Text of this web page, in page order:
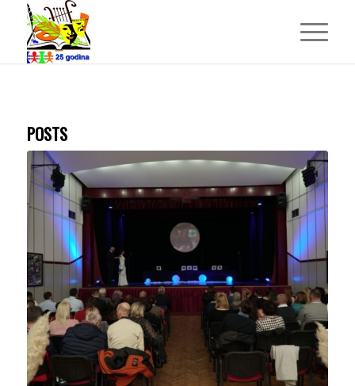
POSTS